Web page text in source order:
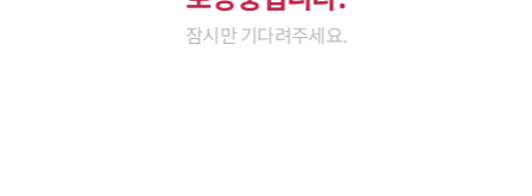
잠시만 기다려주세요.